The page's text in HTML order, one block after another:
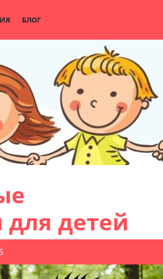
БЛОГ
детей